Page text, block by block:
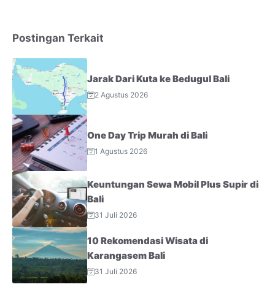
Postingan Terkait
Jarak Dari Kuta ke Bedugul Bali
2 Agustus 2026
One Day Trip Murah di Bali
1 Agustus 2026
Keuntungan Sewa Mobil Plus Supir di
Bali
31 Juli 2026
10 Rekomendasi Wisata di
Karangasem Bali
31 Juli 2026